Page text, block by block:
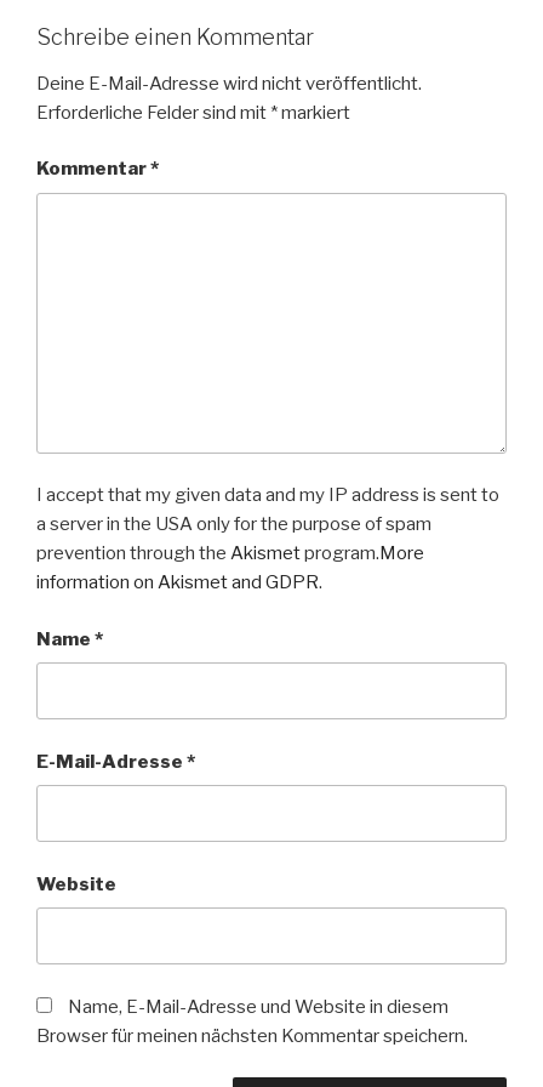
Schreibe einen Kommentar
Deine E-Mail-Adresse wird nicht veröffentlicht.
Erforderliche Felder sind mit *markiert
Kommentar*
I accept that my given data and my IP address is sent to
a server in the USA only for the purpose of spam
prevention through the Akismetprogram.More
information on Akismet and GDPR.
Name *
E-Mail-Adresse *
Website
Name, E-Mail-Adresse und Website in diesem
Browser für meinen nächsten Kommentar speichern.